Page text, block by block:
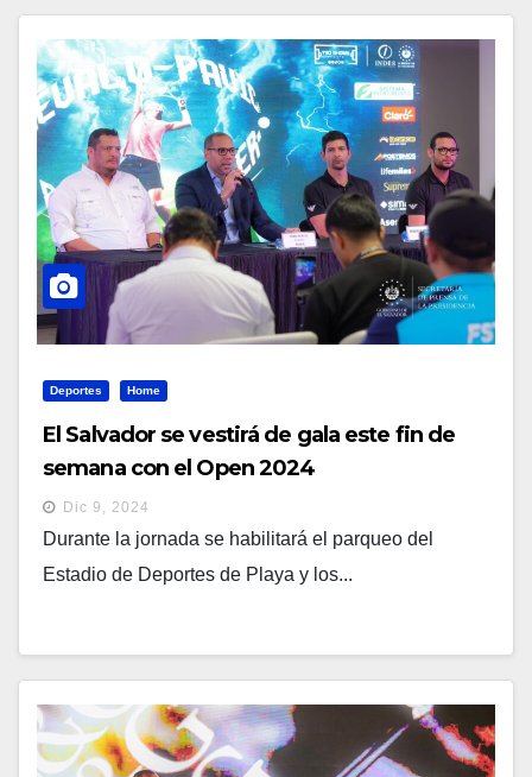
Deportes Home
El Salvador se vestirá de gala este fin de
semana con el Open 2024
Dic 9, 2024
Durante la jornada se habilitará el parqueo del
Estadio de Deportes de Playa y los...